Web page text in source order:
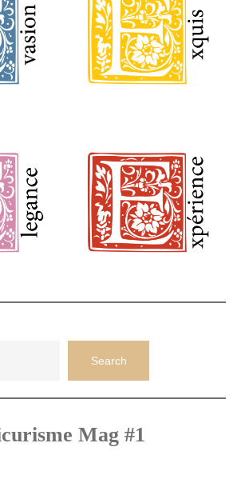
Search
Mag #1